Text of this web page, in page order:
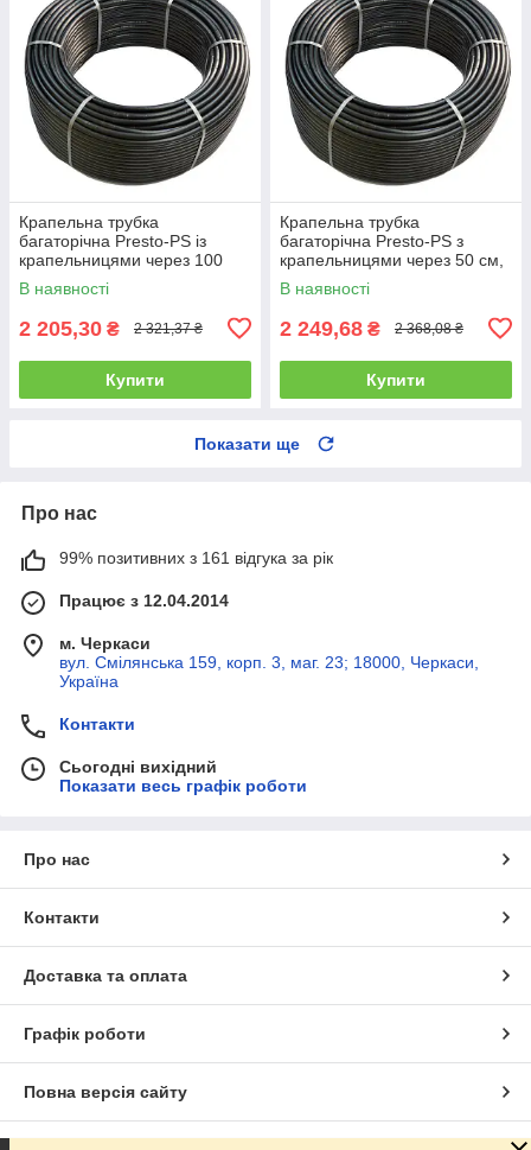
Крапельна трубка
багаторічна Presto-PS із
крапельницями через 100
см, довжина 200 м з
маркуванням метражу
В наявності
2 205,30 ₴ 2 321,37 ₴
Купити
Крапельна трубка
багаторічна Presto-PS з
крапельницями через 50 см,
довжина 200 м (MCL-50-200)
В наявності
2 249,68 ₴ 2 368,08 ₴
Купити
Показати ще
Про нас
99% позитивних з 161 відгука за рік
Працює з 12.04.2014
м. Черкаси
вул. Смілянська 159, корп. 3, маг. 23; 18000, Черкаси,
Україна
Контакти
Сьогодні вихідний
Показати весь графік роботи
Про нас
Контакти
Доставка та оплата
Графік роботи
Повна версія сайту